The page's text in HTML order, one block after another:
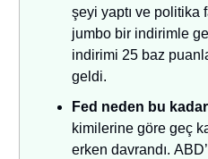
şeyi yaptı ve politika
jumbo bir indirimle
indirimi 25 baz
geldi.
Fed neden bu
kimilerine göre geç
erken davrandı.